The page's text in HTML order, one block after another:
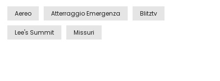
Il gelo estremo crea un vulcano
incredibile
Aereo Atterraggio Emergenza Blitztv
Lee's Summit Missuri